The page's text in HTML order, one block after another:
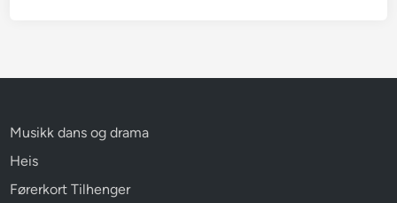
Musikk dans og drama
Heis
Førerkort Tilhenger